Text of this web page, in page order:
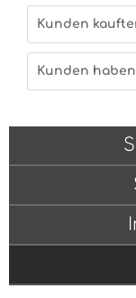
Kunden
Kunden